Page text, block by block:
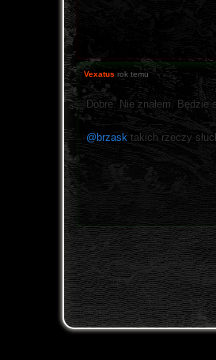
Vexatus rok temu
Dobre. Nie znałem. Będzie
@brzask takich rzeczy